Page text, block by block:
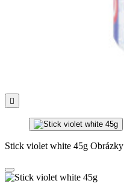

Stick violet white 45g Obrázky